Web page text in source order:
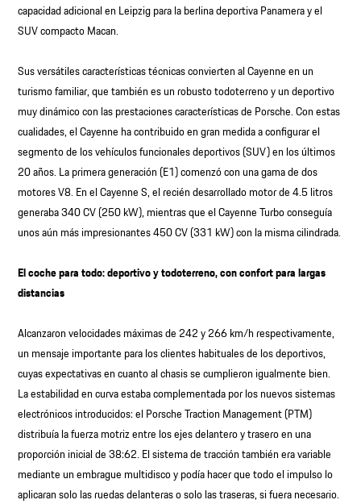
capacidad adicional en Leipzig para la berlina deportiva Panamera y el
SUV compacto Macan.
Sus versátiles características técnicas convierten al Cayenne en un
turismo familiar, que también es un robusto todoterreno y un deportivo
muy dinámico con las prestaciones características de Porsche. Con estas
cualidades, el Cayenne ha contribuido en gran medida a configurar el
segmento de los vehículos funcionales deportivos (SUV) en los últimos
20 años. La primera generación (E1) comenzó con una gama de dos
motores V8. En el Cayenne S, el recién desarrollado motor de 4.5 litros
generaba 340 CV (250 kW), mientras que el Cayenne Turbo conseguía
unos aún más impresionantes 450 CV (331 kW) con la misma cilindrada.
El coche para todo: deportivo y todoterreno, con confort para largas
distancias
Alcanzaron velocidades máximas de 242 y 266 km/h respectivamente,
un mensaje importante para los clientes habituales de los deportivos,
cuyas expectativas en cuanto al chasis se cumplieron igualmente bien.
La estabilidad en curva estaba complementada por los nuevos sistemas
electrónicos introducidos: el Porsche Traction Management (PTM)
distribuía la fuerza motriz entre los ejes delantero y trasero en una
proporción inicial de 38:62. El sistema de tracción también era variable
mediante un embrague multidisco y podía hacer que todo el impulso lo
aplicaran solo las ruedas delanteras o solo las traseras, si fuera necesario.